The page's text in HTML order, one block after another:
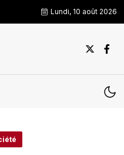
Lundi, 10 août 2026